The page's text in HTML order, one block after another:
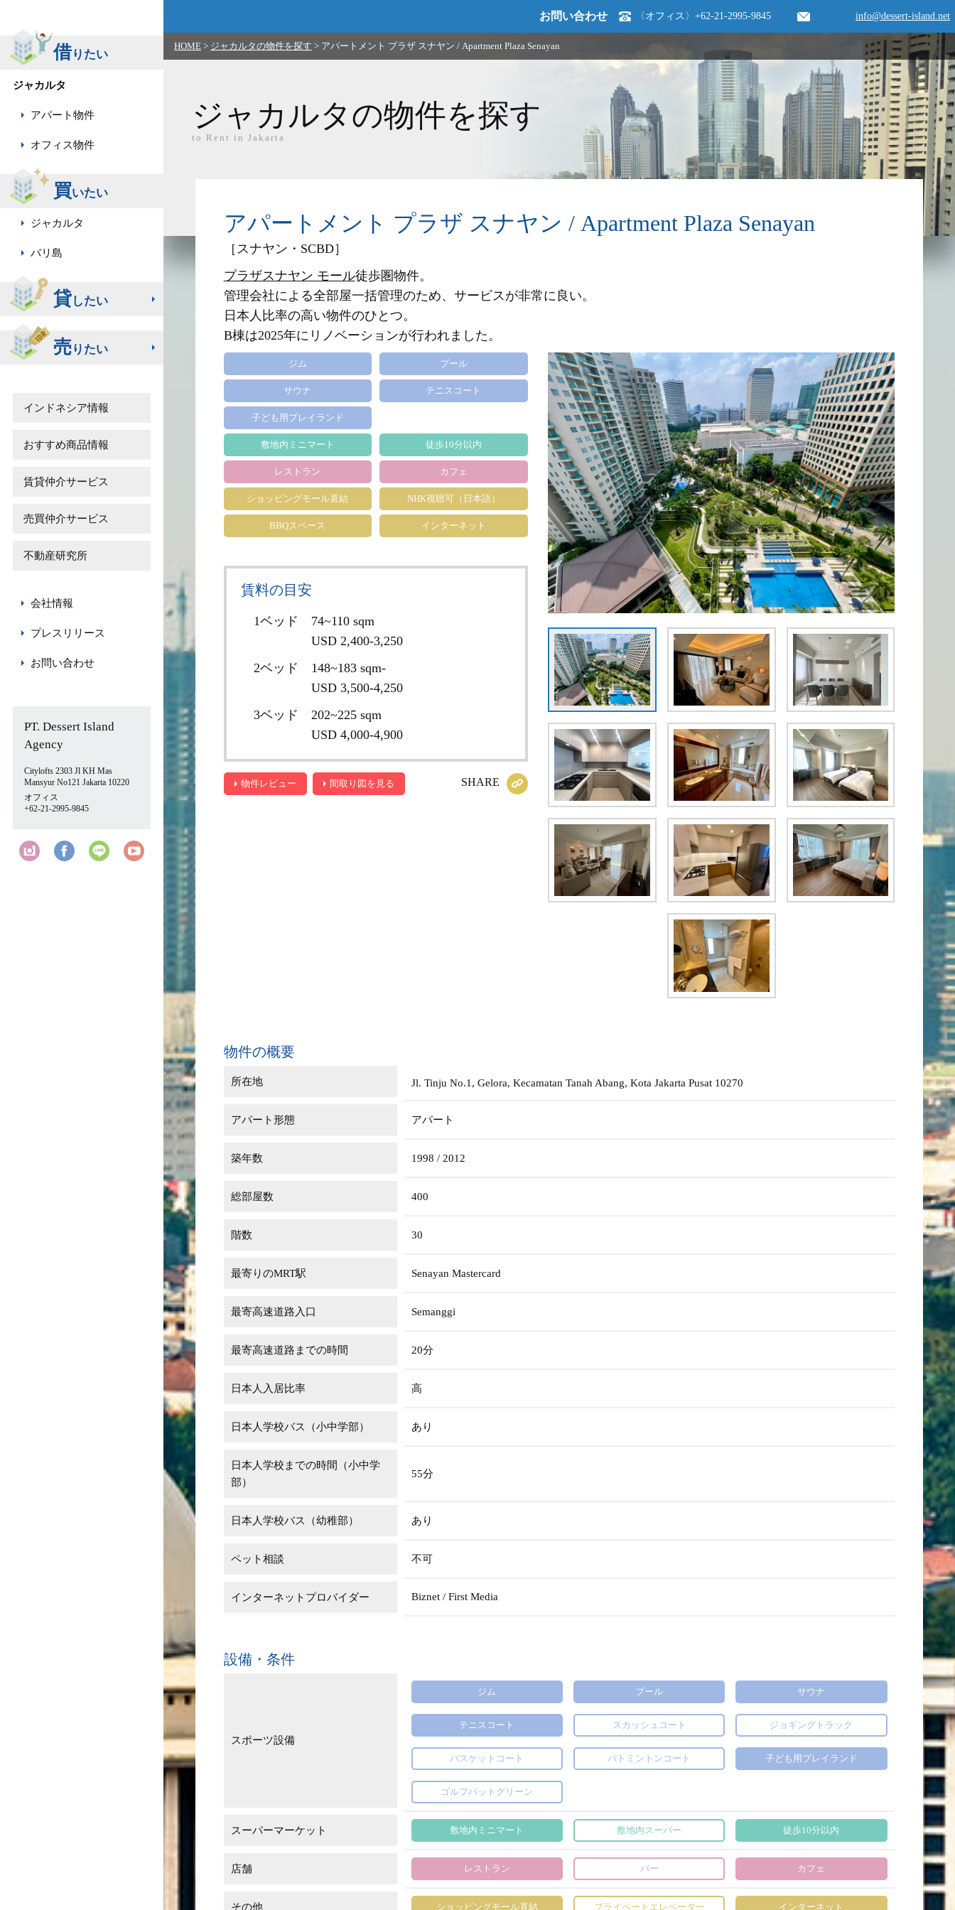
借りたい
ジャカルタ
アパート物件
オフィス物件
買いたい
ジャカルタ
バリ島
貸したい
売りたい
インドネシア情報
おすすめ商品情報
賃貸仲介サービス
売買仲介サービス
不動産研究所
会社情報
プレスリリース
お問い合わせ
PT. Dessert Island
Agency
Citylofts 2303 Jl KH Mas
Mansyur No121 Jakarta 10220
オフィス
+62-21-2995-9845
お問い合わせ 〈オフィス〉+62-21-2995-9845 info@dessert-island.net
HOME > ジャカルタの物件を探す > アパートメント プラザ スナヤン / Apartment Plaza Senayan
ジャカルタの物件を探す
to Rent in Jakarta
アパートメント プラザ スナヤン / Apartment Plaza Senayan
［スナヤン・SCBD］
プラザスナヤン モール徒歩圏物件。
管理会社による全部屋一括管理のため、サービスが非常に良い。
日本人比率の高い物件のひとつ。
B棟は2025年にリノベーションが行われました。
ジム プール
サウナ テニスコート
子ども用プレイランド
敷地内ミニマート 徒歩10分以内
レストラン カフェ
ショッピングモール直結 NHK視聴可（日本語）
BBQスペース インターネット
賃料の目安
1ベッド
74~110 sqm
USD 2,400-3,250
2ベッド
148~183 sqm-
USD 3,500-4,250
3ベッド
202~225 sqm
USD 4,000-4,900
物件レビュー 間取り図を見る SHARE
物件の概要
所在地 Jl. Tinju No.1, Gelora, Kecamatan Tanah Abang, Kota Jakarta Pusat 10270
アパート形態 アパート
築年数 1998 / 2012
総部屋数 400
階数 30
最寄りのMRT駅 Senayan Mastercard
最寄高速道路入口 Semanggi
最寄高速道路までの時間 20分
日本人入居比率 高
日本人学校バス（小中学部） あり
日本人学校までの時間（小中学
部）
55分
日本人学校バス（幼稚部） あり
ペット相談 不可
インターネットプロバイダー Biznet / First Media
設備・条件
スポーツ設備
ジム プール サウナ
テニスコート スカッシュコート ジョギングトラック
バスケットコート バトミントンコート 子ども用プレイランド
ゴルフパットグリーン
スーパーマーケット 敷地内ミニマート 敷地内スーパー 徒歩10分以内
店舗 レストラン バー カフェ
その他 ショッピングモール直結 プライベートエレベーター インターネット